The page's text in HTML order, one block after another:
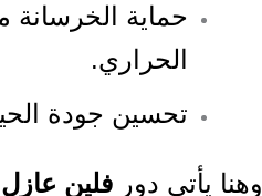
حماية الخرسانة
الحراري.
تحسين جودة
وهنا يأتي دور فلين